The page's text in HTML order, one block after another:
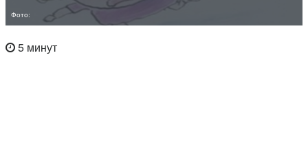
Фото:
5 минут